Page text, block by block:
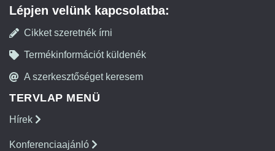
Lépjen velünk kapcsolatba:
Cikket szeretnék írni
Termékinformációt küldenék
A szerkesztőséget keresem
TERVLAP MENÜ
Hírek
Konferenciaajánló